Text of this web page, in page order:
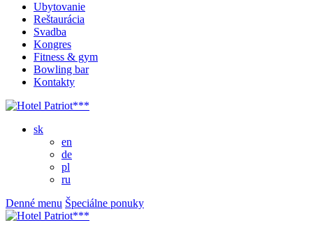
Ubytovanie
Reštaurácia
Svadba
Kongres
Fitness & gym
Bowling bar
Kontakty
sk
en
de
pl
ru
Denné menu Špeciálne ponuky